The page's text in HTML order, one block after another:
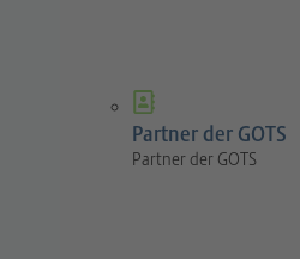
Partner der GOTS
Partner der GOTS